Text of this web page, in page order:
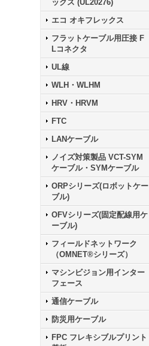
ックス (UL20276)
エコ オキフレックス
フラットケーブル用圧接 F
Lコネクタ
UL線
WLH・WLHM
HRV・HRVM
FTC
LANケーブル
ノイズ対策製品 VCT-SYM
ケーブル・SYMケーブル
ORPシリーズ(ロボットケー
ブル)
OFVシリーズ(固定配線用ケ
ーブル)
フィールドネットワーク
（OMNET®シリーズ）
マシンビジョン用インター
フェース
通信ケーブル
防災用ケーブル
FPC フレキシブルプリント